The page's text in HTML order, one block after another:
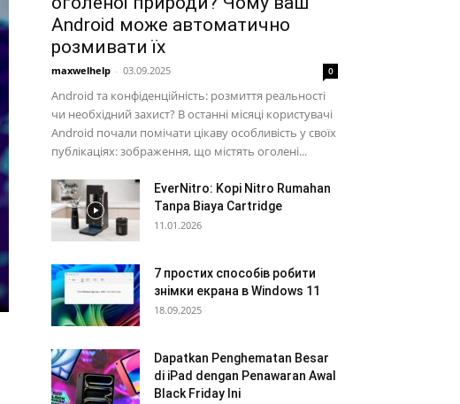
Android може автоматично
розмивати їх
maxwelhelp - 03.09.2025 0
Android та конфіденційність: розмиття реальності
чи необхідний захист? В останні місяці користувачі
Android почали помічати цікаву особливість у своїх
публікаціях: зображення, що містять оголені...
EverNitro: Kopi Nitro Rumahan
Tanpa Biaya Cartridge
11.01.2026
7 простих способів робити
знімки екрана в Windows 11
18.09.2025
Dapatkan Penghematan Besar
di iPad dengan Penawaran Awal
Black Friday Ini